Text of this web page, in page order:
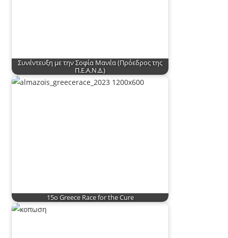
Συνέντευξη με την Σοφία Μανέα (Πρόεδρος της
Π.Ε.Α.Ν.Δ.)
15o Greece Race for the Cure